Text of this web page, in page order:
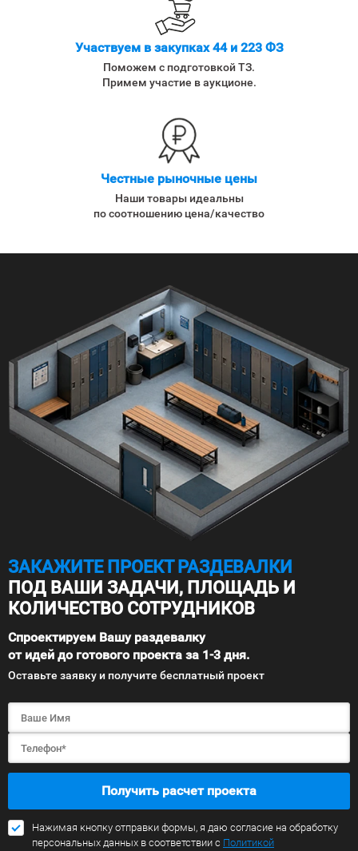
Участвуем в закупках 44 и 223 ФЗ
Поможем с подготовкой ТЗ.
Примем участие в аукционе.
Честные рыночные цены
Наши товары идеальны
по соотношению цена/качество
ЗАКАЖИТЕ ПРОЕКТ РАЗДЕВАЛКИ
ПОД ВАШИ ЗАДАЧИ, ПЛОЩАДЬ И
КОЛИЧЕСТВО СОТРУДНИКОВ
Спроектируем Вашу раздевалку
от идей до готового проекта за 1-3 дня.
Оставьте заявку и получите бесплатный проект
Получить расчет проекта
Нажимая кнопку отправки формы, я даю согласие на обработку
персональных данных в соответствии с Политикой